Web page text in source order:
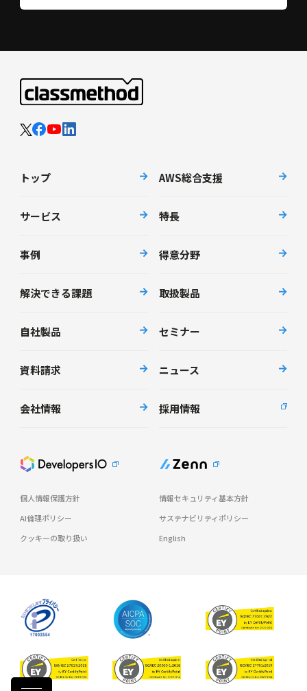
トップ AWS総合支援
サービス 特長
事例 得意分野
解決できる課題 取扱製品
自社製品 セミナー
資料請求 ニュース
会社情報 採用情報
個人情報保護方針
情報セキュリティ基本方針
AI倫理ポリシー
サステナビリティポリシー
クッキーの取り扱い
English